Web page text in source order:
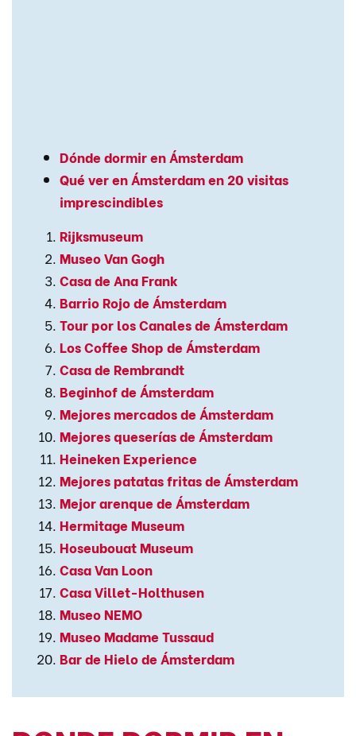
Dónde dormir en Ámsterdam
Qué ver en Ámsterdam en 20 visitas
imprescindibles
Rijksmuseum
Museo Van Gogh
Casa de Ana Frank
Barrio Rojo de Ámsterdam
Tour por los Canales de Ámsterdam
Los Coffee Shop de Ámsterdam
Casa de Rembrandt
Beginhof de Ámsterdam
Mejores mercados de Ámsterdam
Mejores queserías de Ámsterdam
Heineken Experience
Mejores patatas fritas de Ámsterdam
Mejor arenque de Ámsterdam
Hermitage Museum
Hoseubouat Museum
Casa Van Loon
Casa Villet-Holthusen
Museo NEMO
Museo Madame Tussaud
Bar de Hielo de Ámsterdam